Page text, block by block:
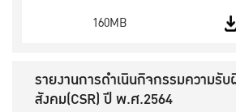
160MB
รายงานการดำเนินกิจกรรมความรั
สังคม(CSR) ปี พ.ศ.2564